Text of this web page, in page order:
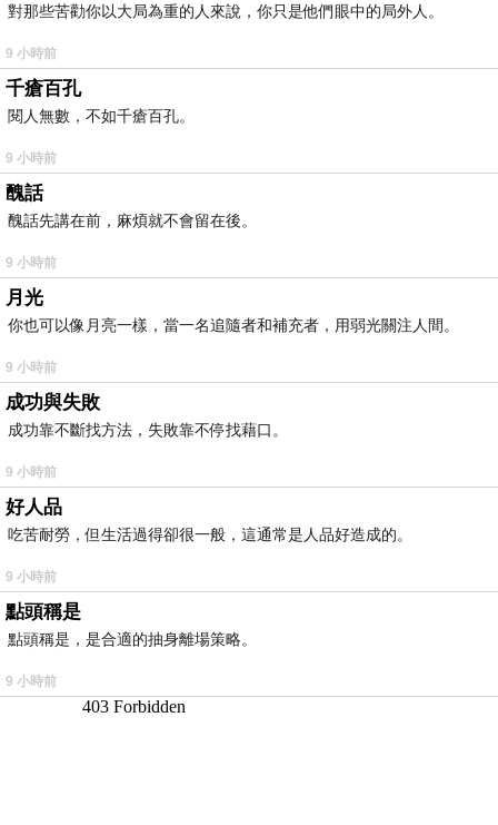
對那些苦勸你以大局為重的人來說，你只是他們眼中的局外人。
9 小時前
千瘡百孔
閱人無數，不如千瘡百孔。
9 小時前
醜話
醜話先講在前，麻煩就不會留在後。
9 小時前
月光
你也可以像月亮一樣，當一名追隨者和補充者，用弱光關注人間。
9 小時前
成功與失敗
成功靠不斷找方法，失敗靠不停找藉口。
9 小時前
好人品
吃苦耐勞，但生活過得卻很一般，這通常是人品好造成的。
9 小時前
點頭稱是
點頭稱是，是合適的抽身離場策略。
9 小時前